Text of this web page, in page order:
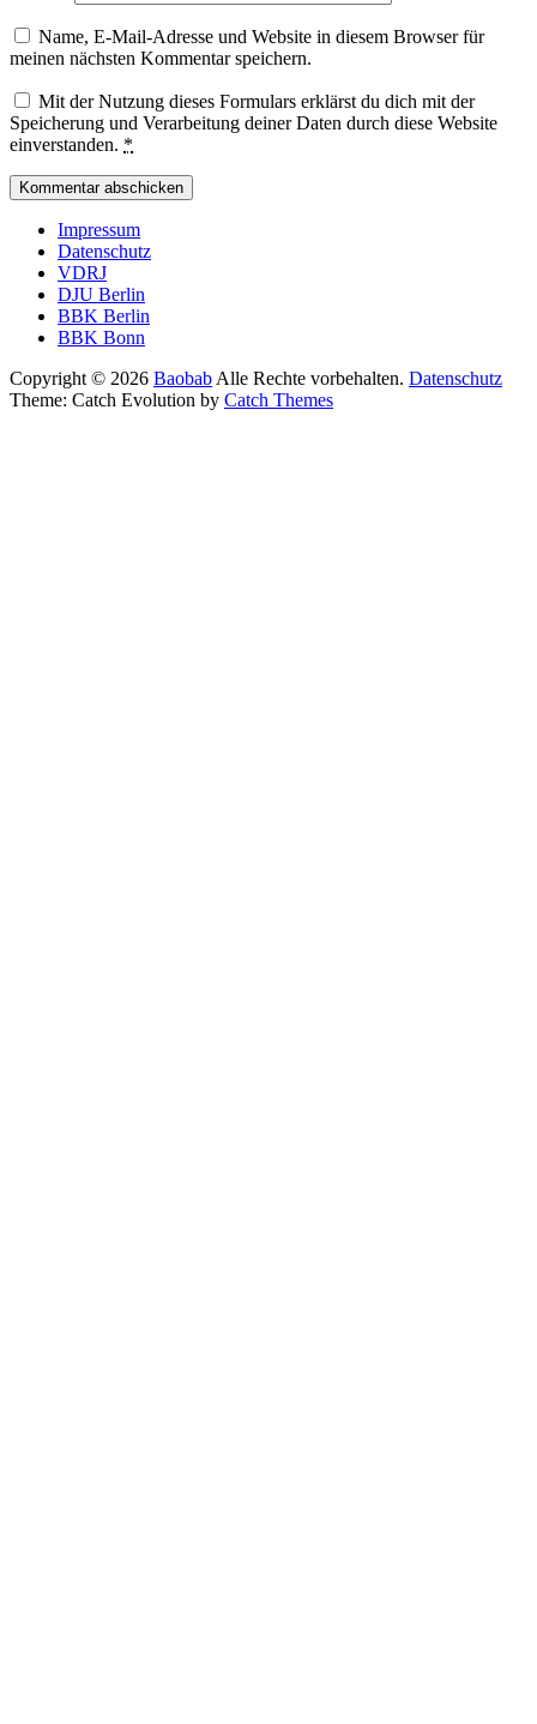
Name, E-Mail-Adresse und Website in diesem Browser für
meinen nächsten Kommentar speichern.
Mit der Nutzung dieses Formulars erklärst du dich mit der
Speicherung und Verarbeitung deiner Daten durch diese Website
einverstanden. *
Seitenfuß-
Menü
Impressum
Datenschutz
VDRJ
DJU Berlin
BBK Berlin
BBK Bonn
Copyright © 2026 Baobab Alle Rechte vorbehalten. Datenschutz
Theme: Catch Evolution by Catch Themes